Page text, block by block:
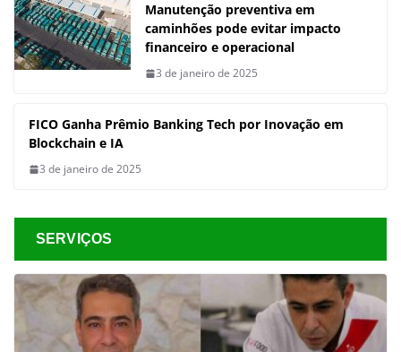
Manutenção preventiva em
caminhões pode evitar impacto
financeiro e operacional
3 de janeiro de 2025
FICO Ganha Prêmio Banking Tech por Inovação em
Blockchain e IA
3 de janeiro de 2025
SERVIÇOS